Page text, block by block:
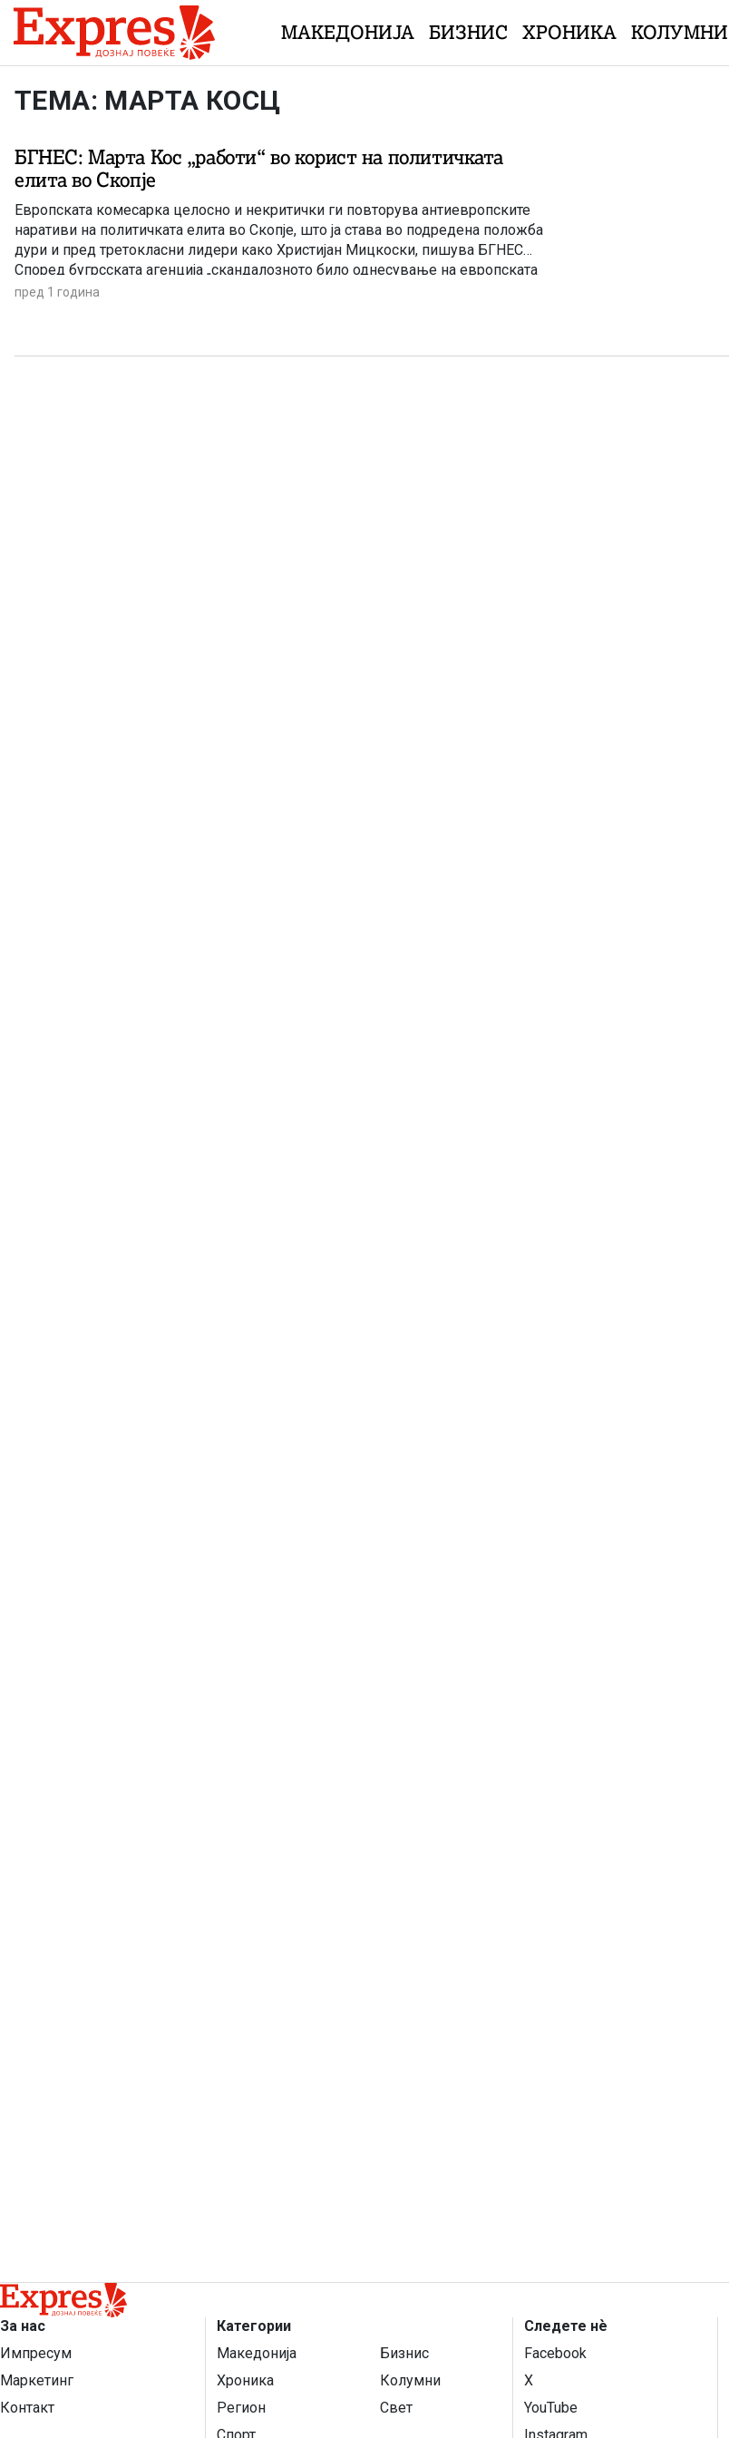
Skip to content
МАКЕДОНИЈА БИЗНИС ХРОНИКА КОЛУМНИ
ТЕМА: МАРТА КОСЦ
БГНЕС: Марта Кос „работи“ во корист на политичката
елита во Скопје
Европската комесарка целосно и некритички ги повторува антиевропските
наративи на политичката елита во Скопјe, што ја става во подредена положба
дури и пред третокласни лидери како Христијан Мицкоски, пишува БГНЕС
Според бугрсската агенција „скандалозното било однесување на европската
комесарка за проширување Марта Кос во последните месеци ги оживеа
пред 1 година
За нас
Импресум
Маркетинг
Контакт
Категории
Македонија
Бизнис
Хроника
Колумни
Регион
Свет
Следете нѐ
Facebook
X
YouTube